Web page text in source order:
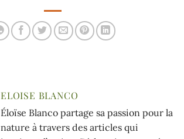
ELOISE BLANCO
Éloïse Blanco partage sa passion pour la
nature à travers des articles qui